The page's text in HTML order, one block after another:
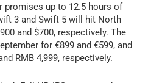
promises up to 12.5 hours of
3 and Swift 5 will hit North
and $700, respectively. The
for €899 and €599, and
RMB 4,999, respectively.